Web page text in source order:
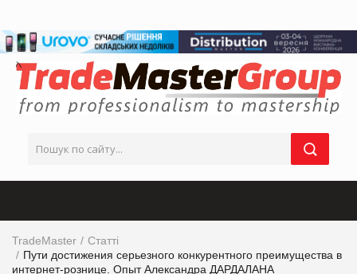
TradeMaster
Статті
Пути достижения серьезного конкурентного преимущества в
интернет-рознице. Опыт Александра ДАРДАЛАНА